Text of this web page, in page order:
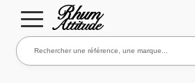
Aller
à
Aller
au
Rechercher une référence, une marque...